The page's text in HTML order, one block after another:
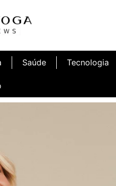
Saúde Tecnologia
Ninetto Fortaleza